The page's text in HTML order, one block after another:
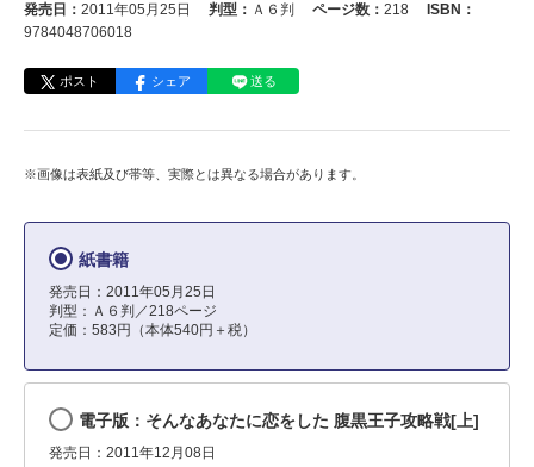
発売日： 2011年05月25日 判型： Ａ６判 ページ数： 218
ISBN：
9784048706018
ポスト シェア 送る
※画像は表紙及び帯等、実際とは異なる場合があります。
紙書籍
発売日：2011年05月25日
判型：Ａ６判／218ページ
定価：583円（本体540円＋税）
電子版：そんなあなたに恋をした 腹黒王子攻略戦[上]
発売日：2011年12月08日